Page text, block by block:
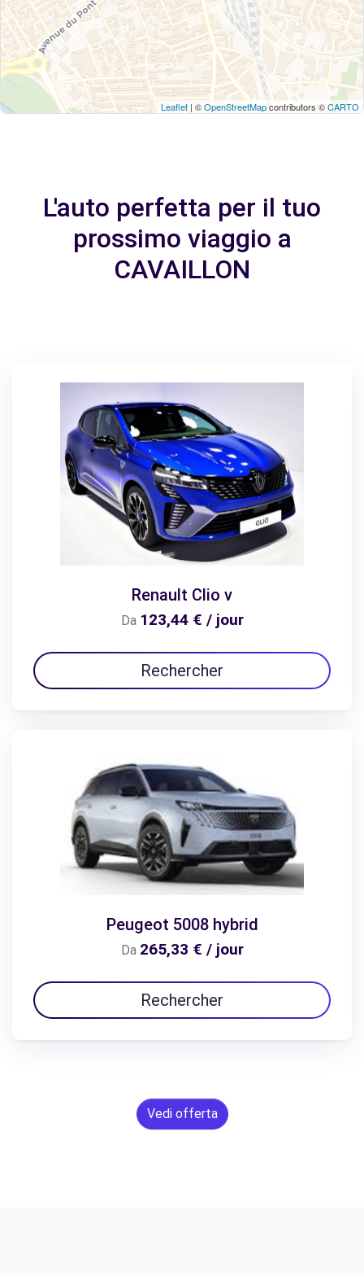
Leaflet | ©OpenStreetMapcontributors ©CARTO
L'auto perfetta per il tuo
prossimo viaggio a
CAVAILLON
Renault Clio v
Da 123,44 € / jour
Rechercher
Peugeot 5008 hybrid
Da 265,33 € / jour
Rechercher
Vedi offerta